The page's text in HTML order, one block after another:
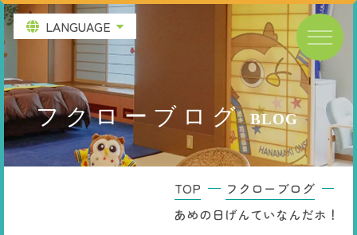
LANGUAGE
フクローブログ BLOG
TOP
フクローブログ
あめの日げんていなんだホ！